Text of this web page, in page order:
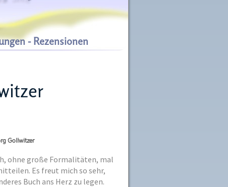
- Rezensionen
Gollwitzer
ohne große Formalitäten, mal
Es freut mich so sehr,
Buch ans Herz zu legen.